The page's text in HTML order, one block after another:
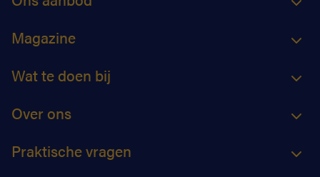
Magazine
Wat te doen bij
Over ons
Praktische vragen